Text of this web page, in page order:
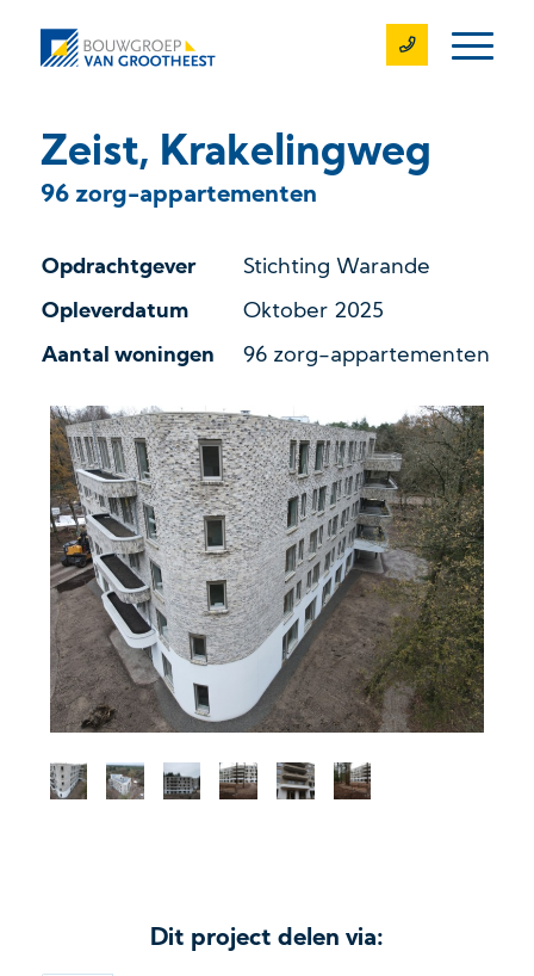
Zeist, Krakelingweg
96 zorg-appartementen
Opdrachtgever
Stichting Warande
Opleverdatum
Oktober 2025
Aantal woningen
96 zorg-appartementen
Dit project delen via